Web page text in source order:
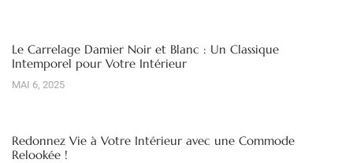
Le Carrelage Damier Noir et Blanc : Un Classique
Intemporel pour Votre Intérieur
MAI 6, 2025
Redonnez Vie à Votre Intérieur avec une Commode
Relookée !